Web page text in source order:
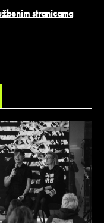
stranicama